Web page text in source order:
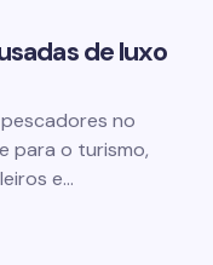
de luxo
no
para o turismo,
e…